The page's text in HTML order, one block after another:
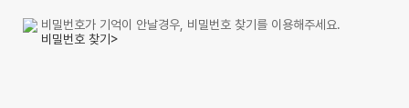
비밀번호가 기억이 안날경우, 비밀번호 찾기를 이용해주세요.
비밀번호 찾기>